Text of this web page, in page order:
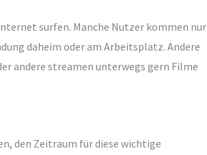
surfen. Manche Nutzer kommen nur
daheim oder am Arbeitsplatz. Andere
andere streamen unterwegs gern Filme
den Zeitraum für diese wichtige